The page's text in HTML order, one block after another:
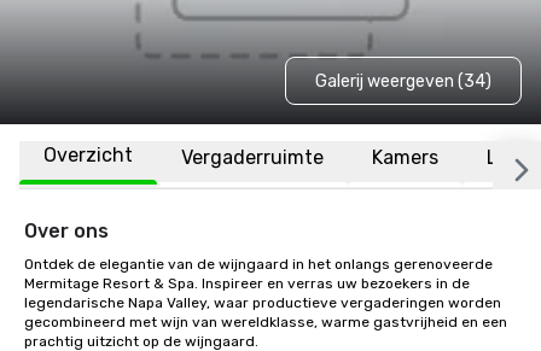
Galerij weergeven (34)
Overzicht Vergaderruimte Kamers
Over ons
Ontdek de elegantie van de wijngaard in het onlangs gerenoveerde
Mermitage Resort & Spa. Inspireer en verras uw bezoekers in de
legendarische Napa Valley, waar productieve vergaderingen worden
gecombineerd met wijn van wereldklasse, warme gastvrijheid en een
prachtig uitzicht op de wijngaard.